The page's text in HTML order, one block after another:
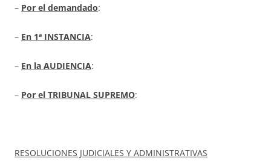
– Por el demandado:
– En 1ª INSTANCIA:
– En la AUDIENCIA:
– Por el TRIBUNAL SUPREMO:
RESOLUCIONES JUDICIALES Y ADMINISTRATIVAS